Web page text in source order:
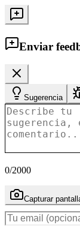
Enviar
Sugerencia
0/2000
Capturar